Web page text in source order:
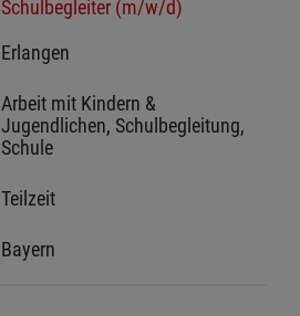
Schulbegleiter (m/w/d)
Erlangen
Arbeit mit Kindern &
Jugendlichen, Schulbegleitung,
Schule
Teilzeit
Bayern